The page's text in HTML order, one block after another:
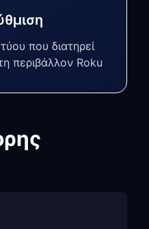
που διατηρεί
περιβάλλον Roku